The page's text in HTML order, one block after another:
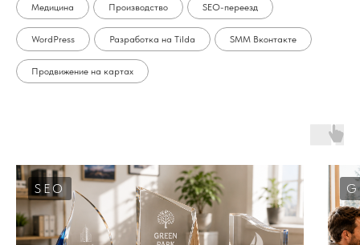
Медицина Производство SEO-переезд
WordPress Разработка на Tilda SMM Вконтакте
Продвижение на картах
SEO